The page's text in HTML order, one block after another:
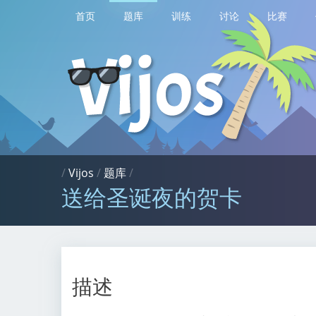
首页 题库 训练 讨论 比赛
/Vijos /题库/
送给圣诞夜的贺卡
描述